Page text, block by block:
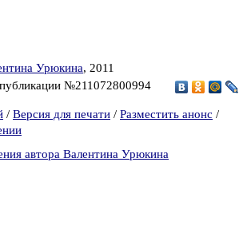
Урюкина, 2011
№211072800994
/ Версия для печати / Разместить анонс /
автора Валентина Урюкина